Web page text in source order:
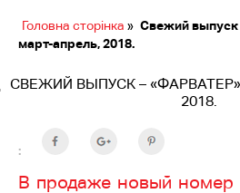
Головна сторінка » Cвежий
март-апрель, 2018.
CВЕЖИЙ ВЫПУСК –
2018.
:
В продаже новый